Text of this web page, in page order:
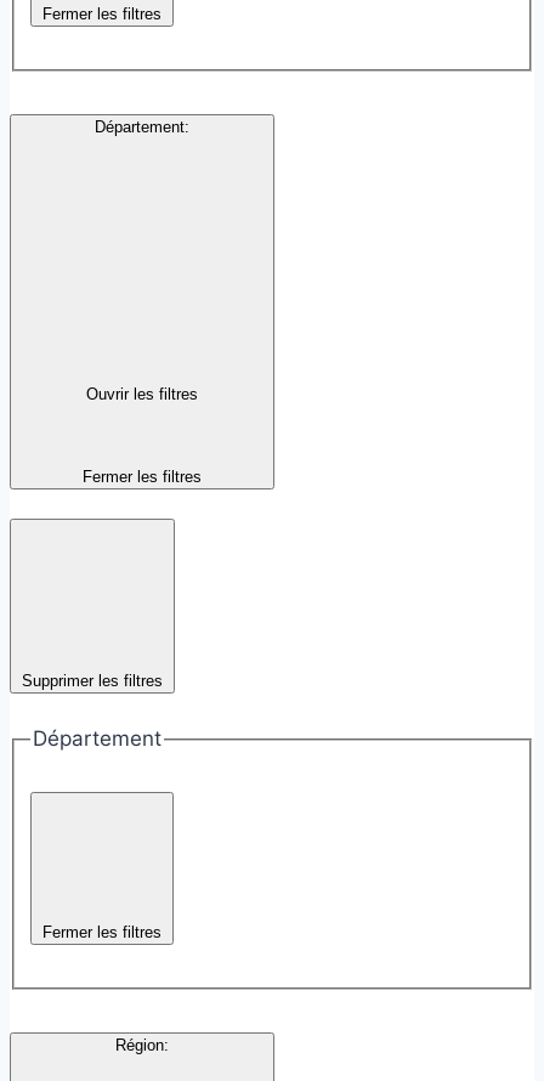
Fermer les filtres
Département:
Ouvrir les filtres
Fermer les filtres
Supprimer les filtres
Département
Fermer les filtres
Région: